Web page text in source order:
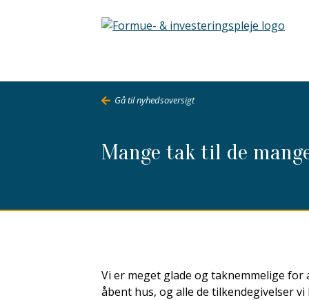
Gå til nyhedsoversigt
Mange tak til de
Vi er meget glade og taknemmelige for
åbent hus, og alle de tilkendegivelser